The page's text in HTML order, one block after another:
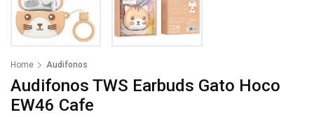
Home Audifonos
Audifonos TWS Earbuds Gato Hoco
EW46 Cafe